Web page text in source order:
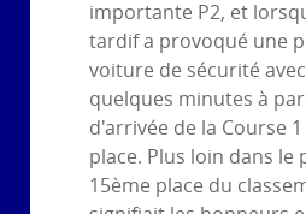
importante P2, et
tardif a provoqué une
voiture de sécurité
quelques minutes à
d'arrivée de la Course
place. Plus loin dans le
15ème place du